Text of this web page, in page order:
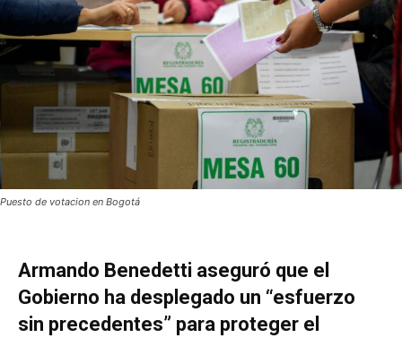
Puesto de votacion en Bogotá
Armando Benedetti aseguró que el
Gobierno ha desplegado un “esfuerzo
sin precedentes” para proteger el